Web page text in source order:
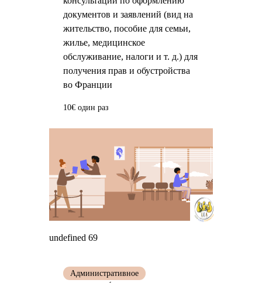
документов и заявлений (вид на
жительство, пособие для семьи,
жилье, медицинское
обслуживание, налоги и т. д.) для
получения прав и обустройства
во Франции
10€ один раз
undefined 69
Административное